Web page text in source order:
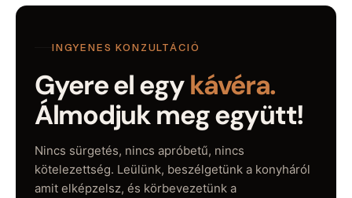
INGYENES KONZULTÁCIÓ
Gyere el egykávéra.
Álmodjuk meg együtt!
Nincs sürgetés, nincs apróbetű, nincs
kötelezettség. Leülünk, beszélgetünk a konyháról
amit elképzelsz, és körbevezetünk a